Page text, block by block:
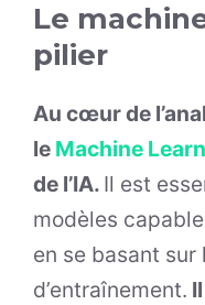
Le
pilier
Au cœur de
le Machine
de l’IA. Il est
modèles
en se basant sur
d’entraînement.